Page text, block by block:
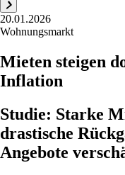
20.01.2026
Wohnungsmarkt
Mieten steigen
Inflation
Studie: Starke
drastische
Angebote